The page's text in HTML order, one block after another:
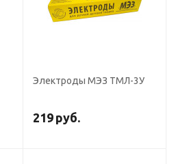
Электроды МЭЗ ТМЛ-3У
219 руб.